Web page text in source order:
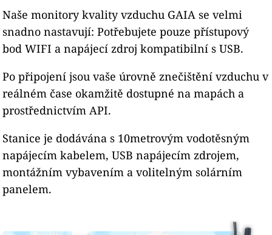
Naše monitory kvality vzduchu GAIA se velmi
snadno nastavují: Potřebujete pouze přístupový
bod WIFI a napájecí zdroj kompatibilní s USB.
Po připojení jsou vaše úrovně znečištění vzduchu v
reálném čase okamžitě dostupné na mapách a
prostřednictvím API.
Stanice je dodávána s 10metrovým vodotěsným
napájecím kabelem, USB napájecím zdrojem,
montážním vybavením a volitelným solárním
panelem.